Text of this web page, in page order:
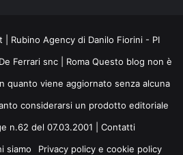
Rubino Agency di Danilo Fiorini - PI
Ferrari snc | Roma Questo blog non è
quanto viene aggiornato senza alcuna
considerarsi un prodotto editoriale
n.62 del 07.03.2001 | Contatti
siamo
Privacy policy e cookie policy